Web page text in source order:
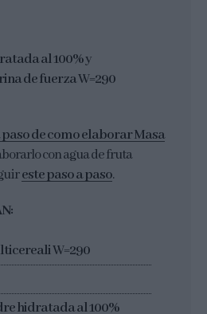
al 100% y
de fuerza W=290
de como elaborar Masa
con agua de fruta
este paso a paso.
W=290
hidratada al 100%